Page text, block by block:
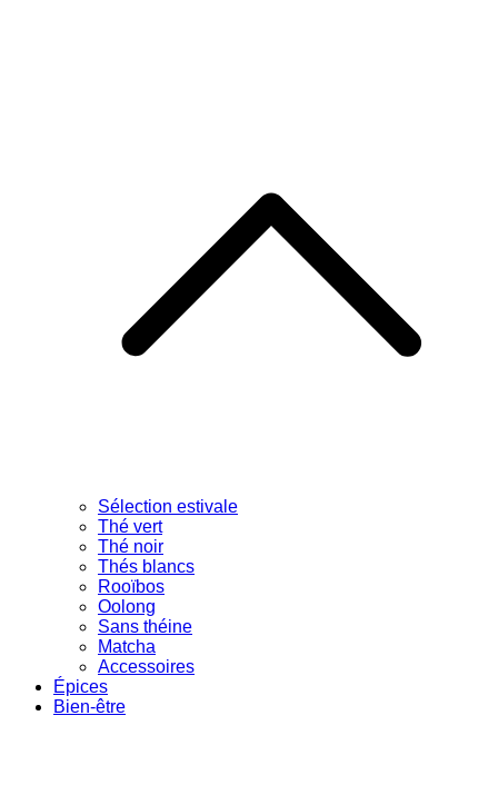
Sélection estivale
Thé vert
Thé noir
Thés blancs
Rooïbos
Oolong
Sans théine
Matcha
Accessoires
Épices
Bien-être